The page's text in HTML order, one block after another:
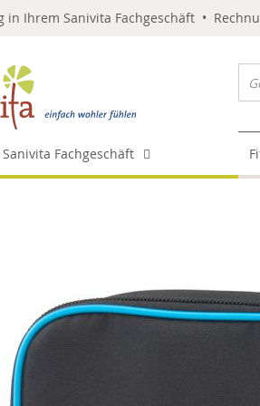
in Ihrem Sanivita Fachgeschäft •
Fachgeschäft